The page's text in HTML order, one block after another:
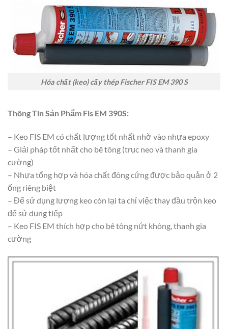
Hóa chất (keo) cấy thép Fischer FIS EM 390 S
Thông Tin Sản Phẩm Fis EM 390S:
– Keo FIS EM có chất lượng tốt nhất nhờ vào nhựa epoxy
– Giải pháp tốt nhất cho bê tông (trục neo và thanh gia
cường)
– Nhựa tổng hợp và hóa chất đông cứng được bảo quản ở 2
ống riêng biệt
– Để sử dụng lượng keo còn lại ta chỉ việc thay đầu trộn keo
để sử dụng tiếp
– Keo FIS EM thích hợp cho bê tông nứt không, thanh gia
cường